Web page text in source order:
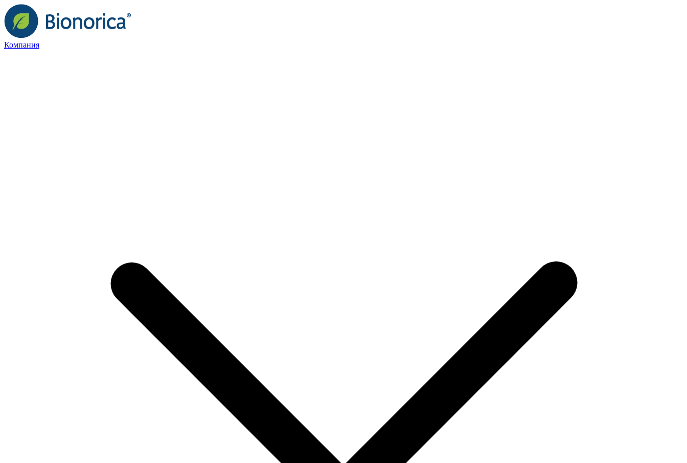
Компания